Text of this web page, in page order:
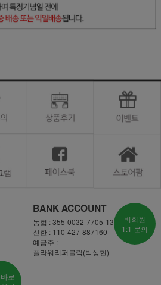
로
BANK ACCOUNT
농협 : 355-0032-7705-13
신한 : 110-427-887160
예금주 :
플라워리퍼블릭(박상현)
비회원
1:1 문의